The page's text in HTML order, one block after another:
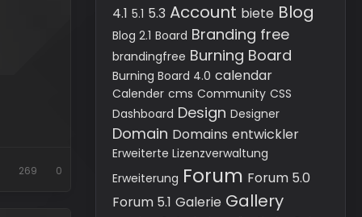
269 0
4.1 5.1 5.3 Account biete Blog
Blog 2.1 Board Branding free
brandingfree Burning Board
Burning Board 4.0 calendar
Calender cms Community CSS
Dashboard Design Designer
Domain Domains entwickler
Erweiterte Lizenzverwaltung
Erweiterung Forum Forum 5.0
Forum 5.1 Galerie Gallery